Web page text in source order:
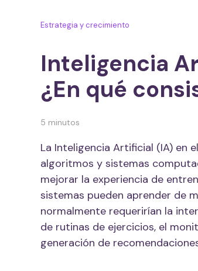
Estrategia y crecimiento
Inteligencia
¿En qué
5 minutos
La Inteligencia Artificial (IA) en
algoritmos y sistemas
mejorar la experiencia de
sistemas pueden aprender de
normalmente requerirían la
de rutinas de ejercicios, el
generación de